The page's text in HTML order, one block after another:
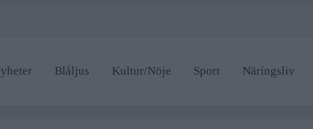
Blåljus Kultur/Nöje Sport Näringsliv
badhus